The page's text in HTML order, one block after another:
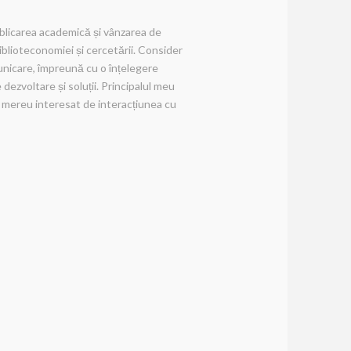
academică și vânzarea de
și cercetării. Consider
împreună cu o înțelegere
și soluții. Principalul meu
interesat de interacțiunea cu